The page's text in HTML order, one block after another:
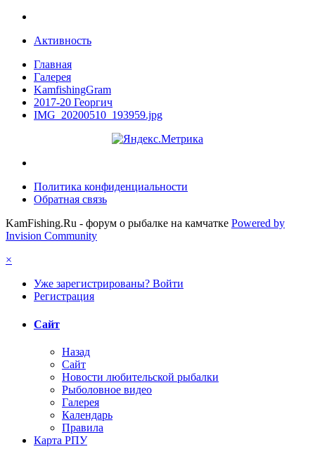
Активность
Главная
Галерея
KamfishingGram
2017-20 Георгич
IMG_20200510_193959.jpg
Политика конфиденциальности
Обратная связь
KamFishing.Ru - форум о рыбалке на камчатке Powered by
Invision Community
×
Уже зарегистрированы? Войти
Регистрация
Сайт
Назад
Сайт
Новости любительской рыбалки
Рыболовное видео
Галерея
Календарь
Правила
Карта РПУ